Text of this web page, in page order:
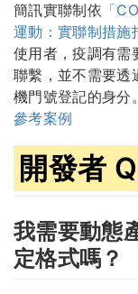
簡訊實聯制依 「
運動：實聯制措施
使用者，疫調有需
聯繫，並不需要透
機門號登記的身分。
參考案例
開發者
我需要動態
定格式嗎？